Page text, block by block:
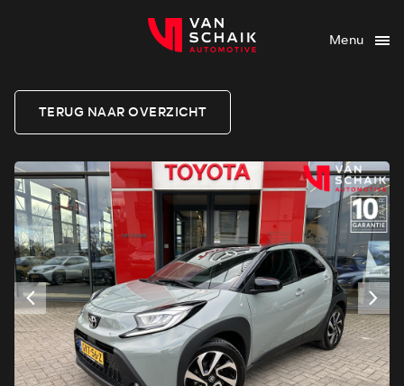
Menu
TERUG NAAR OVERZICHT